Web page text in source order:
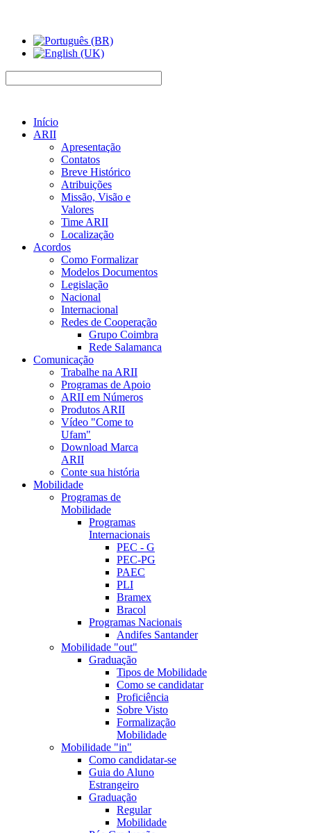
Início
ARII
Apresentação
Contatos
Breve Histórico
Atribuições
Missão, Visão e
Valores
Time ARII
Localização
Acordos
Como Formalizar
Modelos Documentos
Legislação
Nacional
Internacional
Redes de Cooperação
Grupo Coimbra
Rede Salamanca
Comunicação
Trabalhe na ARII
Programas de Apoio
ARII em Números
Produtos ARII
Vídeo "Come to
Ufam"
Download Marca
ARII
Conte sua história
Mobilidade
Programas de
Mobilidade
Programas
Internacionais
PEC - G
PEC-PG
PAEC
PLI
Bramex
Bracol
Programas Nacionais
Andifes Santander
Mobilidade "out"
Graduação
Tipos de Mobilidade
Como se candidatar
Proficiência
Sobre Visto
Formalização
Mobilidade
Mobilidade "in"
Como candidatar-se
Guia do Aluno
Estrangeiro
Graduação
Regular
Mobilidade